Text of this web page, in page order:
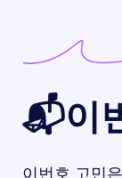
📬이
이번호 고민은